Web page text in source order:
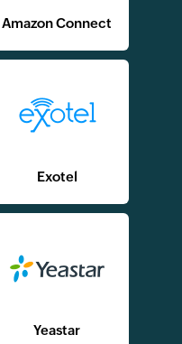
Amazon Connect
Exotel
Yeastar